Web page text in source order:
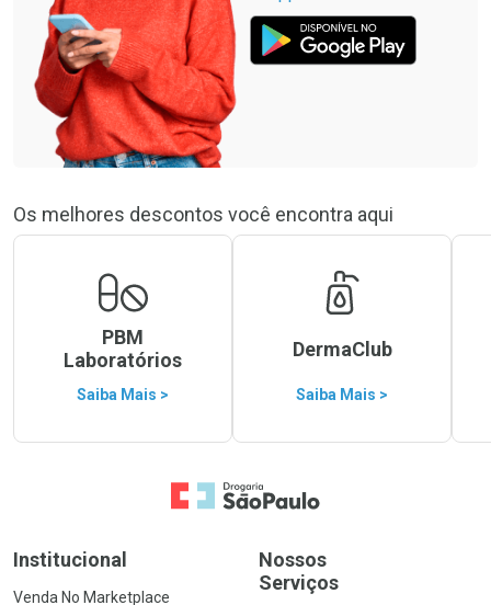
Os melhores descontos você encontra aqui
PBM
Laboratórios
Saiba Mais >
DermaClub
Saiba Mais >
Ir para a Home
Institucional
Venda No Marketplace
Nossos
Serviços